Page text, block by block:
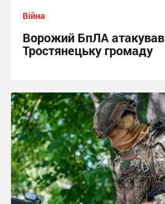
Війна
Ворожий БпЛА атакував
Тростянецьку громаду
11:26 сьогодні